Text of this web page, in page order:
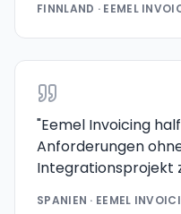
FINNLAND · EEMEL
"Eemel Invoicing
Anforderungen
Integrationsprojekt
SPANIEN · EEMEL